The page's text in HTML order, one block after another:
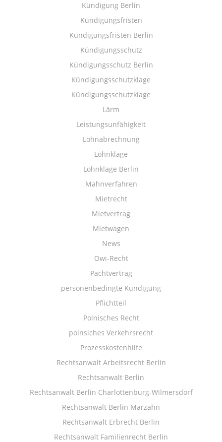
Kündigung Berlin
Kündigungsfristen
Kündigungsfristen Berlin
Kündigungsschutz
Kündigungsschutz Berlin
Kündigungsschutzklage
Kündigungsschutzklage
Lärm
Leistungsunfähigkeit
Lohnabrechnung
Lohnklage
Lohnklage Berlin
Mahnverfahren
Mietrecht
Mietvertrag
Mietwagen
News
Owi-Recht
Pachtvertrag
personenbedingte Kündigung
Pflichtteil
Polnisches Recht
polnsiches Verkehrsrecht
Prozesskostenhilfe
Rechtsanwalt Arbeitsrecht Berlin
Rechtsanwalt Berlin
Rechtsanwalt Berlin Charlottenburg-Wilmersdorf
Rechtsanwalt Berlin Marzahn
Rechtsanwalt Erbrecht Berlin
Rechtsanwalt Familienrecht Berlin